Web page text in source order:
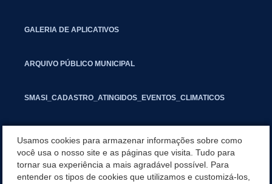
GALERIA DE APLICATIVOS
ARQUIVO PÚBLICO MUNICIPAL
SMASI_CADASTRO_ATINGIDOS_EVENTOS_CLIMATICOS
INFORMATIVO PIT
Usamos cookies para armazenar informações sobre como
você usa o nosso site e as páginas que visita. Tudo para
tornar sua experiência a mais agradável possível. Para
entender os tipos de cookies que utilizamos e customizá-los,